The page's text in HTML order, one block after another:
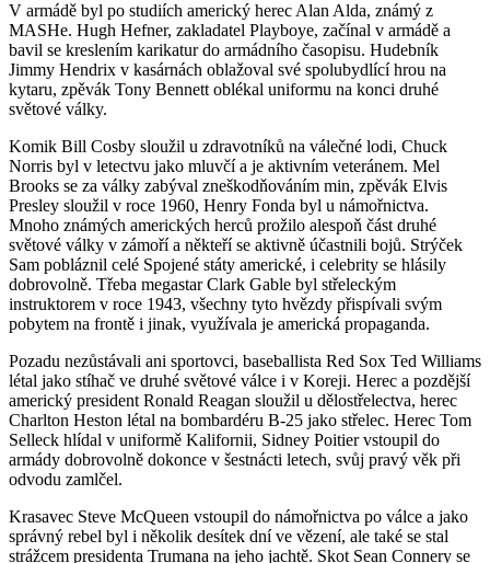
V armádě byl po studiích americký herec Alan Alda, známý z
MASHe. Hugh Hefner, zakladatel Playboye, začínal v armádě a
bavil se kreslením karikatur do armádního časopisu. Hudebník
Jimmy Hendrix v kasárnách oblažoval své spolubydlící hrou na
kytaru, zpěvák Tony Bennett oblékal uniformu na konci druhé
světové války.
Komik Bill Cosby sloužil u zdravotníků na válečné lodi, Chuck
Norris byl v letectvu jako mluvčí a je aktivním veteránem. Mel
Brooks se za války zabýval zneškodňováním min, zpěvák Elvis
Presley sloužil v roce 1960, Henry Fonda byl u námořnictva.
Mnoho známých amerických herců prožilo alespoň část druhé
světové války v zámoří a někteří se aktivně účastnili bojů. Strýček
Sam pobláznil celé Spojené státy americké, i celebrity se hlásily
dobrovolně. Třeba megastar Clark Gable byl střeleckým
instruktorem v roce 1943, všechny tyto hvězdy přispívali svým
pobytem na frontě i jinak, využívala je americká propaganda.
Pozadu nezůstávali ani sportovci, baseballista Red Sox Ted Williams
létal jako stíhač ve druhé světové válce i v Koreji. Herec a pozdější
americký president Ronald Reagan sloužil u dělostřelectva, herec
Charlton Heston létal na bombardéru B-25 jako střelec. Herec Tom
Selleck hlídal v uniformě Kalifornii, Sidney Poitier vstoupil do
armády dobrovolně dokonce v šestnácti letech, svůj pravý věk při
odvodu zamlčel.
Krasavec Steve McQueen vstoupil do námořnictva po válce a jako
správný rebel byl i několik desítek dní ve vězení, ale také se stal
strážcem presidenta Trumana na jeho jachtě. Skot Sean Connery se